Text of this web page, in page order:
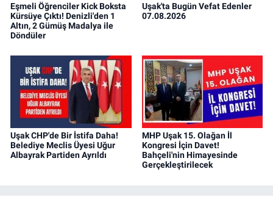
Eşmeli Öğrenciler Kick Boksta
Kürsüye Çıktı! Denizli'den 1
Altın, 2 Gümüş Madalya ile
Döndüler
Uşak'ta Bugün Vefat Edenler
07.08.2026
Uşak CHP'de Bir İstifa Daha!
Belediye Meclis Üyesi Uğur
Albayrak Partiden Ayrıldı
MHP Uşak 15. Olağan İl
Kongresi İçin Davet!
Bahçeli'nin Himayesinde
Gerçekleştirilecek